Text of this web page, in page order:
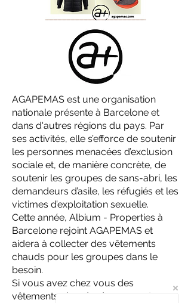
AGAPEMAS est une organisation
nationale présente à Barcelone et
dans d'autres régions du pays. Par
ses activités, elle s’efforce de soutenir
les personnes menacées d’exclusion
sociale et, de manière concrète, de
soutenir les groupes de sans-abri, les
demandeurs d’asile, les réfugiés et les
victimes d’exploitation sexuelle.
Cette année, Albium - Properties à
Barcelone rejoint AGAPEMAS et
aidera à collecter des vêtements
chauds pour les groupes dans le
besoin.
Si vous avez chez vous des
vêtements chauds, des couvertures,